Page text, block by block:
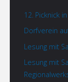
12. Picknick
Dorfverein
Lesung mit
Lesung mit